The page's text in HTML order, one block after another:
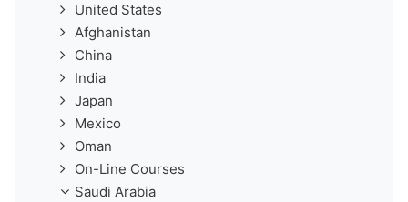
United States
Afghanistan
China
India
Japan
Mexico
Oman
On-Line Courses
Saudi Arabia